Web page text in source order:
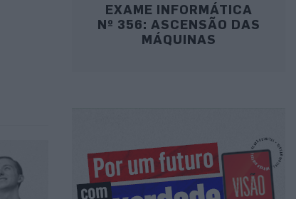
EXAME INFORMÁTICA
Nº 356: ASCENSÃO DAS
MÁQUINAS